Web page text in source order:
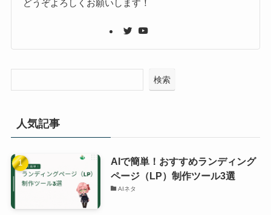
どうぞよろしくお願いします！
検索
人気記事
AIで簡単！おすすめランディング
ページ（LP）制作ツール3選
AIネタ